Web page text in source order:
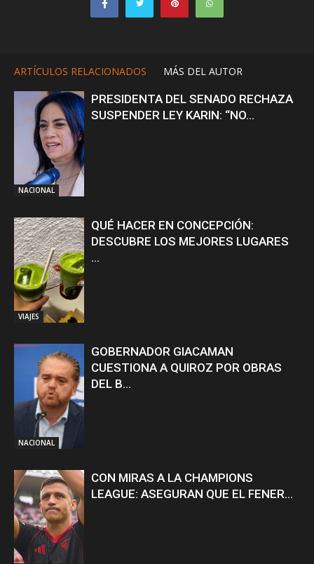
ARTÍCULOS RELACIONADOS MÁS DEL AUTOR
NACIONAL
PRESIDENTA DEL SENADO RECHAZA
SUSPENDER LEY KARIN: “NO...
VIAJES
QUÉ HACER EN CONCEPCIÓN:
DESCUBRE LOS MEJORES LUGARES
...
NACIONAL
GOBERNADOR GIACAMAN
CUESTIONA A QUIROZ POR OBRAS
DEL B...
CON MIRAS A LA CHAMPIONS
LEAGUE: ASEGURAN QUE EL FENER...